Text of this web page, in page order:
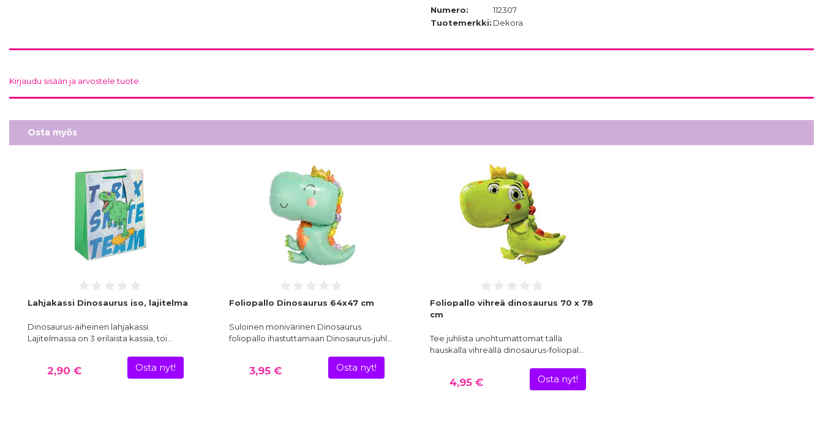
Numero:
112307
Tuotemerkki: Dekora
Kirjaudu sisään ja arvostele tuote.
Osta myös
Lahjakassi Dinosaurus iso, lajitelma
Dinosaurus-aiheinen lahjakassi.
Lajitelmassa on 3 erilaista kassia, toi…
2,90 € Osta nyt!
Foliopallo Dinosaurus 64x47 cm
Suloinen monivärinen Dinosaurus
foliopallo ihastuttamaan Dinosaurus-juhl…
3,95 € Osta nyt!
Foliopallo vihreä dinosaurus 70 x 78
cm
Tee juhlista unohtumattomat tällä
hauskalla vihreällä dinosaurus-foliopal…
4,95 € Osta nyt!